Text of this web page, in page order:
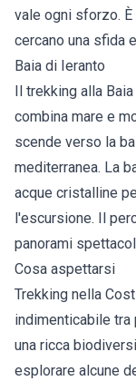
vale ogni sforzo.
cercano una sfida
Baia di Ieranto
Il trekking alla
combina mare e
scende verso la
mediterranea. La
acque cristalline
l'escursione. Il
panorami
Cosa aspettarsi
Trekking nella
indimenticabile
una ricca
esplorare alcune